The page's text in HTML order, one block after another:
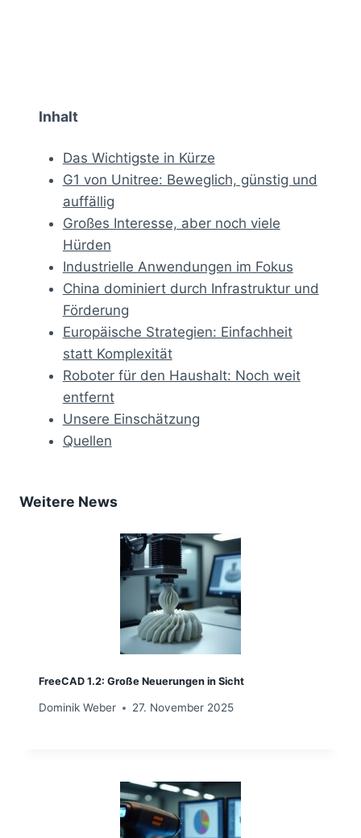
Inhalt
Das Wichtigste in Kürze
G1 von Unitree: Beweglich, günstig und
auffällig
Großes Interesse, aber noch viele
Hürden
Industrielle Anwendungen im Fokus
China dominiert durch Infrastruktur und
Förderung
Europäische Strategien: Einfachheit
statt Komplexität
Roboter für den Haushalt: Noch weit
entfernt
Unsere Einschätzung
Quellen
Weitere News
FreeCAD 1.2: Große Neuerungen in Sicht
Dominik Weber 27. November 2025